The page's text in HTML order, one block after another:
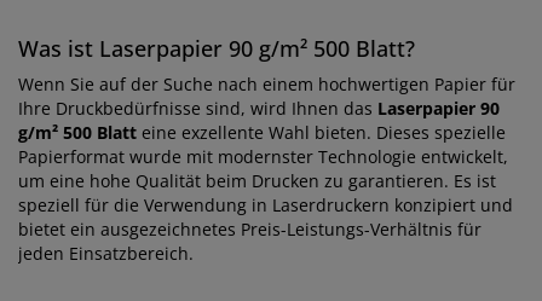
Was ist Laserpapier 90 g/m² 500 Blatt?
Wenn Sie auf der Suche nach einem hochwertigen Papier für
Ihre Druckbedürfnisse sind, wird Ihnen das Laserpapier 90
g/m² 500 Blatt eine exzellente Wahl bieten. Dieses spezielle
Papierformat wurde mit modernster Technologie entwickelt,
um eine hohe Qualität beim Drucken zu garantieren. Es ist
speziell für die Verwendung in Laserdruckern konzipiert und
bietet ein ausgezeichnetes Preis-Leistungs-Verhältnis für
jeden Einsatzbereich.